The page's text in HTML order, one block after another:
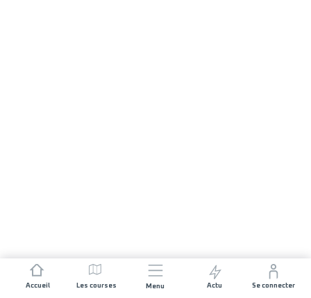
Accueil Les courses Menu Actu Se connecter